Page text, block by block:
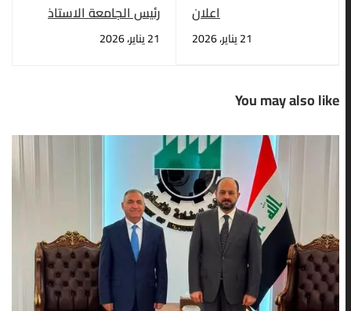
اعلان
21 يناير، 2026
رئيس الجامعة الاستاذ
الدكتور علي صالح
الجبوري يتفقد مجمع
21 يناير، 2026
You may also like